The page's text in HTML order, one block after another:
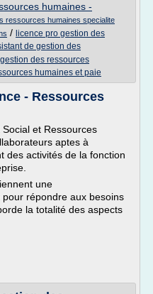
humaines -
ressources humaines specialite
/ licence pro gestion des
de gestion des
des ressources
humaines et paie
- Ressources
et Ressources
aptes à
des activités de la fonction
une
répondre aux besoins
la totalité des aspects